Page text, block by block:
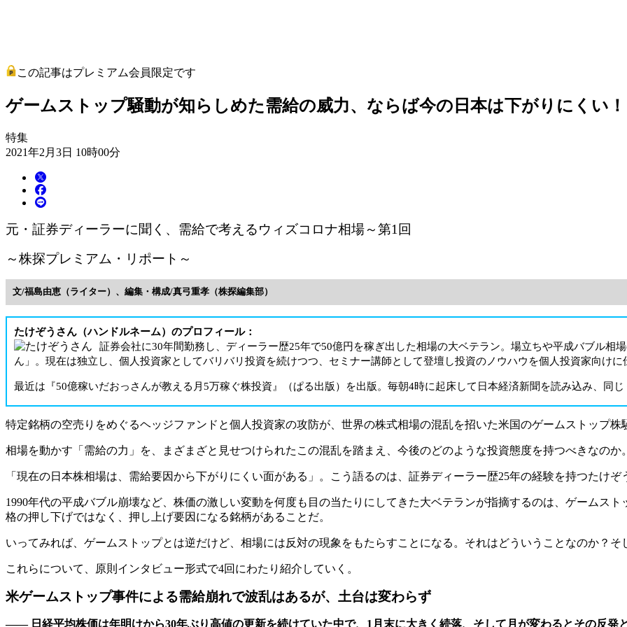
この記事はプレミアム会員限定です
ゲームストップ騒動が知らしめた需給の威力、ならば今の日本は下がりにくい
特集
2021年2月3日 10時00分
元・証券ディーラーに聞く、需給で考えるウィズコロナ相場～第1回
～株探プレミアム・リポート～
文/福島由恵（ライター）、編集・構成/真弓重孝（株探編集部）
たけぞうさん（ハンドルネーム）のプロフィール：
証券会社に30年間勤務し、ディーラー歴25年で50億円を稼ぎ出した相場の大ベテラン。場立ちや平成バブル相
ん」。現在は独立し、個人投資家としてバリバリ投資を続けつつ、セミナー講師として登壇し投資のノウハウを個人投資家向けに
最近は『50億稼いだおっさんが教える月5万稼ぐ株投資』（ぱる出版）を出版。毎朝4時に起床して日本経済新聞を読み込み、同
特定銘柄の空売りをめぐるヘッジファンドと個人投資家の攻防が、世界の株式相場の混乱を招いた米国のゲームストップ
相場を動かす「需給の力」を、まざまざと見せつけられたこの混乱を踏まえ、今後のどのような投資態度を持つべきなのか
「現在の日本株相場は、需給要因から下がりにくい面がある」。こう語るのは、証券ディーラー歴25年の経験を持つたけ
1990年代の平成バブル崩壊など、株価の激しい変動を何度も目の当たりにしてきた大ベテランが指摘するのは、ゲームス
格の押し下げではなく、押し上げ要因になる銘柄があることだ。
いってみれば、ゲームストップとは逆だけど、相場には反対の現象をもたらすことになる。それはどういうことなのか？
これらについて、原則インタビュー形式で4回にわたり紹介していく。
米ゲームストップ事件による需給崩れで波乱はあるが、土台は変わらず
―― 日経平均株価は年明けから30年ぶり高値の更新を続けていた中で、1月末に大きく続落、そして月が変わるとその反発